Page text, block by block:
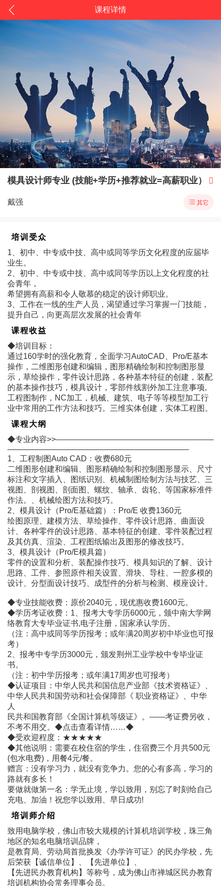
课程详情
模具设计师专业 (技能+学历+推荐就业=高薪职业） 
戴强  其它
培训受众
1、初中、中专或中技、高中或同等学历文化程度的应届毕
业生。
2、初中、中专或中技、高中或同等学历以上文化程度的社
会青年，
希望拥有高薪和令人敬慕的稳定的设计师职业。
3、工作在一线的生产人员，渴望通过学习掌握一门技能，
提升自己，向更高层次发展的社会青年
课程收益
◆培训目标：
通过160学时的强化教育，全面学习AutoCAD、Pro/E基本
操作，二维图形创建和编辑，图形精确绘制和控制图形显
示，草绘操作，零件设计思路，各种基本特征的创建，装配
的基本操作技巧，模具设计，零部件线割外加工注意事项,
工程图制作，NC加工，机械、建筑、电子等等模型加工行
业中常用的工作方法和技巧。三维实体创建，实体工程图。
课程大纲
◆专业内容>>――――――――――――――――――――
―――――――――――――――――――――――
1、工程制图Auto CAD：收费680元
二维图形创建和编辑、图形精确绘制和控制图形显示、尺寸
标注和文字插入、图纸识别、机械制图绘制方法与技艺、三
视图、剖视图、剖面图、螺纹、轴承、齿轮、等国家标准件
作法。、机械绘图方法和技巧。
2、模具设计（Pro/E基础篇）：Pro/E 收费1360元
绘图原理、建模方法、草绘操作、零件设计思路、曲面设
计、各种零件的设计思路、基本特征的创建、零件装配过程
及其仿真、渲染、工程图纸输出及图形的修改技巧。
3、模具设计（Pro/E模具篇）
零件的设置和分析、装配操作技巧、模具知识的了解、设计
思路、工件、参照原件相关设置、滑块、导柱、一腔多模的
设计、分型面设计技巧、成型件的分析与检测、模座设计。
◆专业技能收费：原价2040元，现优惠收费1600元。
◆学历考证收费：1、报考大专学历6000元，颁中南大学网
络教育大专毕业证书,电子注册，国家承认学历。
（注：高中或同等学历报考；或年满20周岁初中毕业也可报
考）
2、报考中专学历3000元，颁发荆州工业学校中专毕业证
书。
（注：初中学历报考；或年满17周岁也可报考）
◆认证项目：中华人民共和国信息产业部《技术资格证》、
中华人民共和国劳动和社会保障部《 职业资格证》、中华
人
民共和国教育部《全国计算机等级证》。――考证费另收，
不考不用交。◆点击查看详情……◆
◆受欢迎程度：★★★★★
◆其他说明：需要在校住宿的学生，住宿费三个月共500元
(包水电费)，用餐4元/餐。
赠言：没有学习力，就没有竞争力。您的心有多高，学习的
路就有多长！
要做就做第一名：学无止境，学以致用，别忘了时刻给自己
充电、加油！祝您学以致用、早日成功!
培训师介绍
致用电脑学校，佛山市较大规模的计算机培训学校，珠三角
地区的知名电脑培训品牌，
是教育局、劳动局首批换发《办学许可证》的民办学校，先
后荣获【诚信单位】、【先进单位】、
【先进民办教育机构】等称号，成为佛山市禅城区民办教育
培训机构协会常务理事会员。